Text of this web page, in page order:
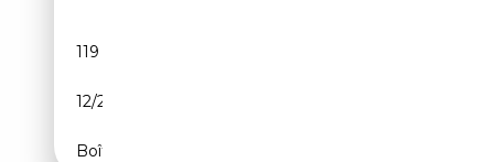
119 988 km
12/2022
Boîte automatique